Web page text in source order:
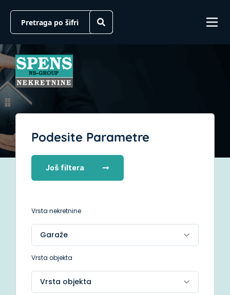
Podesite Parametre
Još filtera
Vrsta nekretnine
Vrsta objekta